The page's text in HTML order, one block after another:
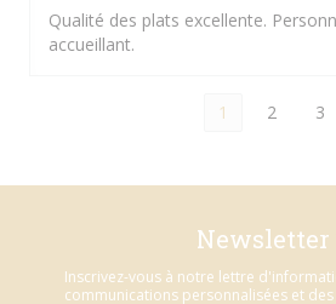
Qualité des plats excellente.
accueillant.
1 2 3
Newsletter
Inscrivez-vous à notre lettre
communications personnalisées et